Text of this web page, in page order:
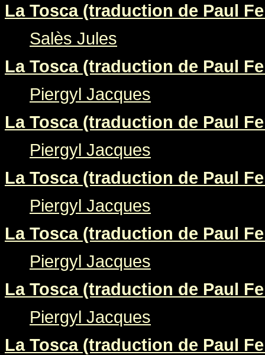
La Tosca (traduction de Paul
Salès Jules
La Tosca (traduction de Paul
Piergyl Jacques
La Tosca (traduction de Paul
Piergyl Jacques
La Tosca (traduction de Paul
Piergyl Jacques
La Tosca (traduction de Paul
Piergyl Jacques
La Tosca (traduction de Paul
Piergyl Jacques
La Tosca (traduction de Paul